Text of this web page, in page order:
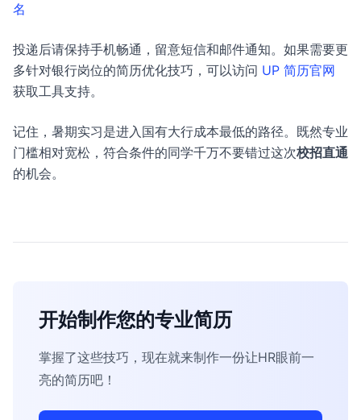
名
投递后请保持手机畅通，留意短信和邮件通知。如果需要更
多针对银行岗位的简历优化技巧，可以访问 UP 简历官网
获取工具支持。
记住，暑期实习是进入国有大行成本最低的路径。既然专业
门槛相对宽松，符合条件的同学千万不要错过这次校招直通
的机会。
开始制作您的专业简历
掌握了这些技巧，现在就来制作一份让HR眼前一
亮的简历吧！